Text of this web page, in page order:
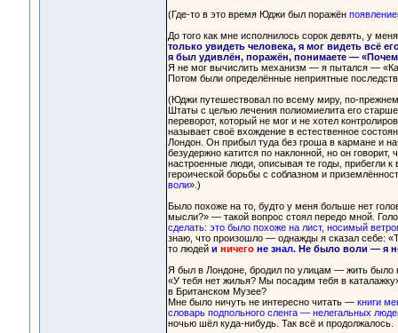
(Где-то в это время Юджи был поражён
До того как мне исполнилось сорок девять, у
только увидеть человека, я мог видеть всё
я был удивлён, поражён, понимаете —
Я не мог вычислить механизм — я пытался —
Потом были определённые неприятные
(Юджи путешествовал по всему миру, по-
Штаты с целью лечения полиомиелита его
переворот, который не мог и не хотел
называет своё вхождение в естественное
Лондон. Он прибыл туда без гроша в кармане и
безудержно катится по наклонной, но он
настроенные люди, описывая те годы, прибегли
героической борьбы с соблазном и
воли».)
Было похоже на то, будто у меня больше нет
мысли?» — такой вопрос стоял передо мной.
сделать: это было похоже на лист, носимый
знаю, что произошло — однажды я сказал себе:
то людей и ничегоне знал. Не было воли — я
Я был в Лондоне, бродил по улицам — жить было
«У тебя нет жилья? Мы посадим тебя в
в Британском Музее?
Мне было ничуть не интересно читать — книги
словарь подпольного сленга — нелегальных
ночью шёл куда-нибудь. Так всё и продолжалось.